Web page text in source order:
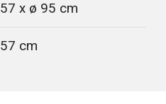
57 x ø 95 cm
57 cm